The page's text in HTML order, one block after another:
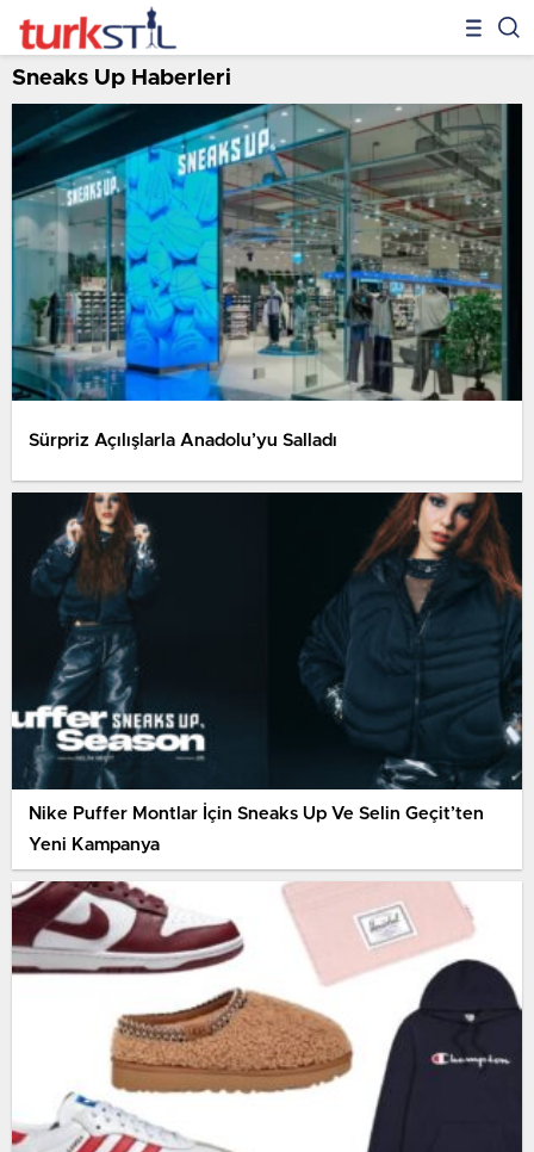
Sneaks Up Haberleri
Sürpriz Açılışlarla Anadolu’yu Salladı
Nike Puffer Montlar İçin Sneaks Up Ve Selin Geçit’ten
Yeni Kampanya